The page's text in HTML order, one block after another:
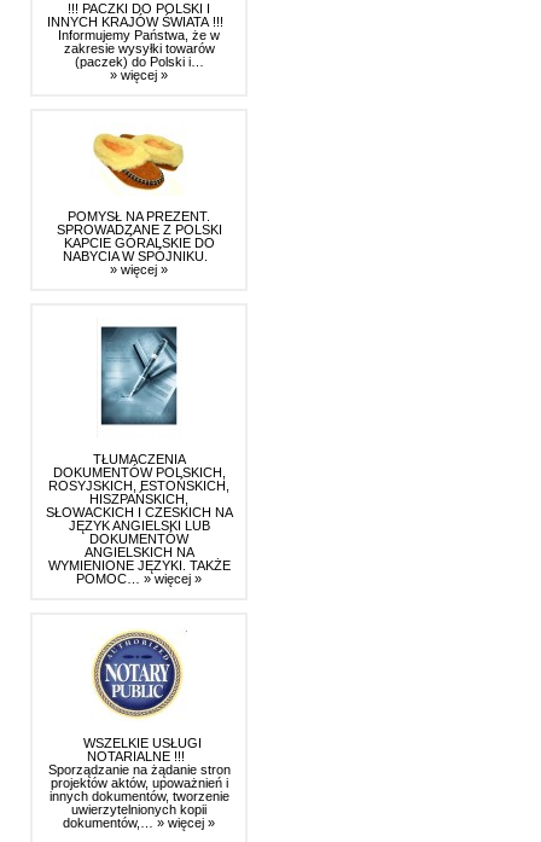
!!! PACZKI DO POLSKI I
INNYCH KRAJÓW ŚWIATA !!!
Informujemy Państwa, że w
zakresie wysyłki towarów
(paczek) do Polski i…
» więcej »
POMYSŁ NA PREZENT.
SPROWADZANE Z POLSKI
KAPCIE GÓRALSKIE DO
NABYCIA W SPÓJNIKU.
» więcej »
TŁUMACZENIA
DOKUMENTÓW POLSKICH,
ROSYJSKICH, ESTOŃSKICH,
HISZPAŃSKICH,
SŁOWACKICH I CZESKICH NA
JĘZYK ANGIELSKI LUB
DOKUMENTÓW
ANGIELSKICH NA
WYMIENIONE JĘZYKI. TAKŻE
POMOC… » więcej »
WSZELKIE USŁUGI
NOTARIALNE !!!
Sporządzanie na żądanie stron
projektów aktów, upoważnień i
innych dokumentów, tworzenie
uwierzytelnionych kopii
dokumentów,… » więcej »